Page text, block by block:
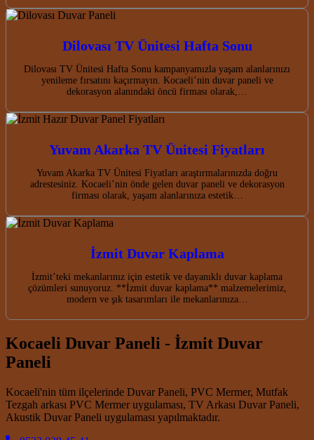
Dilovası TV Ünitesi Hafta Sonu
Dilovası TV Ünitesi Hafta Sonu kampanyamızla yaşam alanlarınızı
yenileme fırsatını kaçırmayın. Kocaeli’nin duvar paneli ve
dekorasyon alanındaki öncü firması olarak,…
Yuvam Akarka TV Ünitesi Fiyatları
Yuvam Akarka TV Ünitesi Fiyatları araştırmalarınızda doğru
adrestesiniz. Kocaeli’nin önde gelen duvar paneli ve dekorasyon
firması olarak, yaşam alanlarınıza estetik…
İzmit Duvar Kaplama
İzmit’teki mekanlarınız için estetik ve dayanıklı duvar kaplama
çözümleri sunuyoruz. **İzmit duvar kaplama** malzemelerimiz,
modern ve şık tasarımları ile mekanlarınıza…
Kocaeli Duvar Paneli - İzmit Duvar
Paneli
Kocaeli'nin tüm ilçelerinde Duvar Paneli, PVC Mermer, Mutfak
Tezgah arkası PVC Mermer uygulaması, TV Arkası Duvar Paneli,
Akustik Duvar Paneli uygulaması yapılmaktadır.